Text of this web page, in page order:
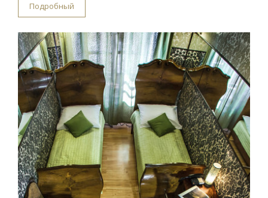
Подробный